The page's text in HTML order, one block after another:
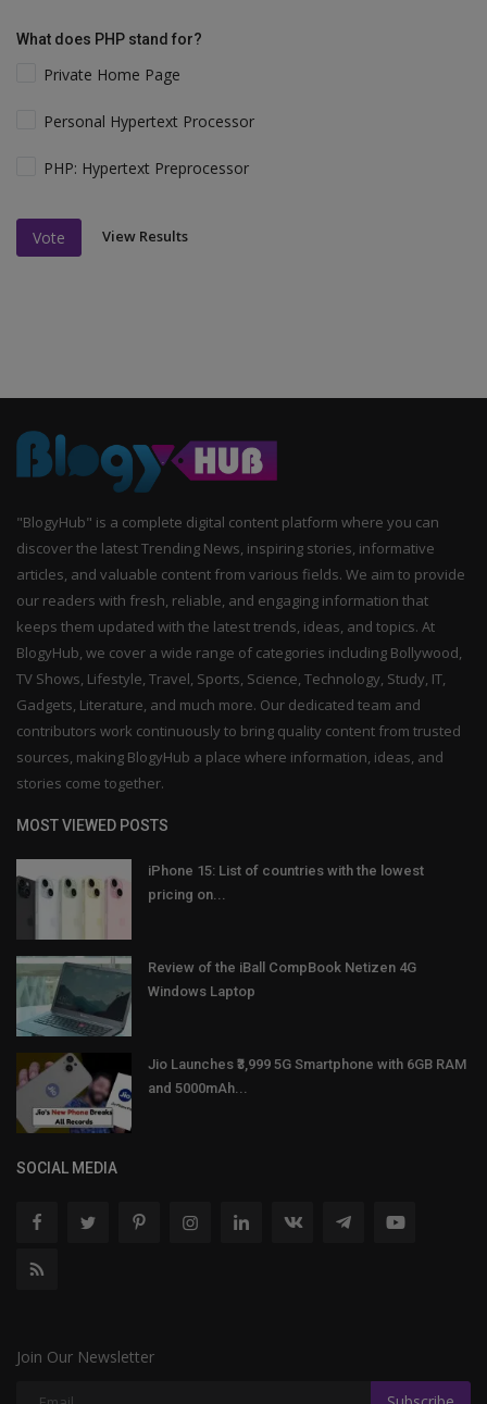
What does PHP stand for?
Private Home Page
Personal Hypertext Processor
PHP: Hypertext Preprocessor
Vote View Results
"BlogyHub" is a complete digital content platform where you can
discover the latest Trending News, inspiring stories, informative
articles, and valuable content from various fields. We aim to provide
our readers with fresh, reliable, and engaging information that
keeps them updated with the latest trends, ideas, and topics. At
BlogyHub, we cover a wide range of categories including Bollywood,
TV Shows, Lifestyle, Travel, Sports, Science, Technology, Study, IT,
Gadgets, Literature, and much more. Our dedicated team and
contributors work continuously to bring quality content from trusted
sources, making BlogyHub a place where information, ideas, and
stories come together.
MOST VIEWED POSTS
iPhone 15: List of countries with the lowest
pricing on...
Review of the iBall CompBook Netizen 4G
Windows Laptop
Jio Launches ₹3,999 5G Smartphone with 6GB RAM
and 5000mAh...
SOCIAL MEDIA
Join Our Newsletter